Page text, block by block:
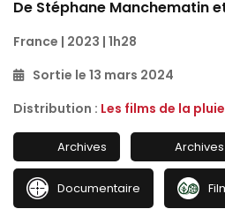
De Stéphane Manchematin
France | 2023 | 1h28
Sortie le 13 mars 2024
Distribution : Les films de la pluie
Archives Archives
Documentaire